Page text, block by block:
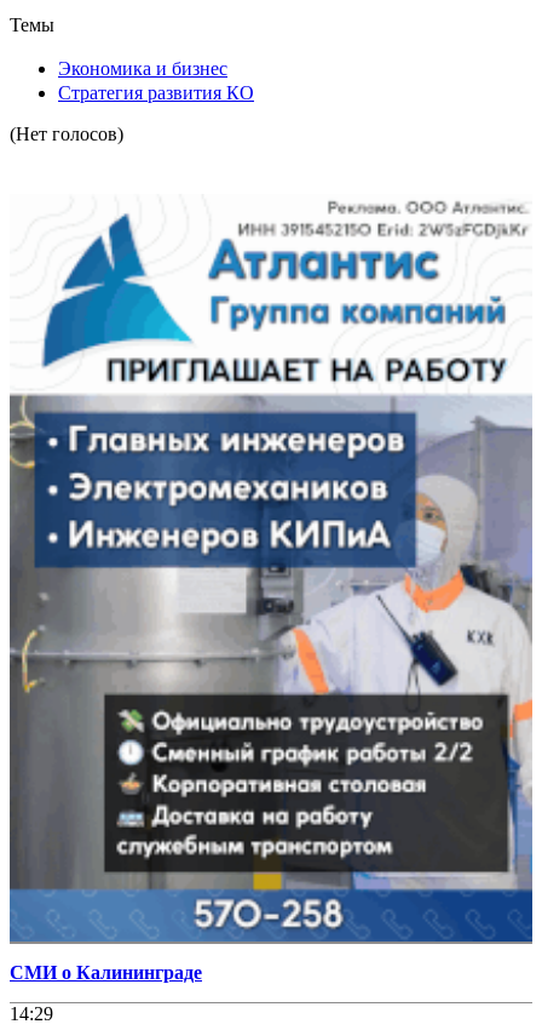
Темы
Экономика и бизнес
Стратегия развития КО
(Нет голосов)
СМИ о Калининграде
14:29